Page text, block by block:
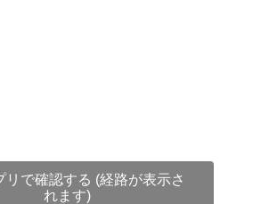
リで確認する (経路が表示さ
れます)